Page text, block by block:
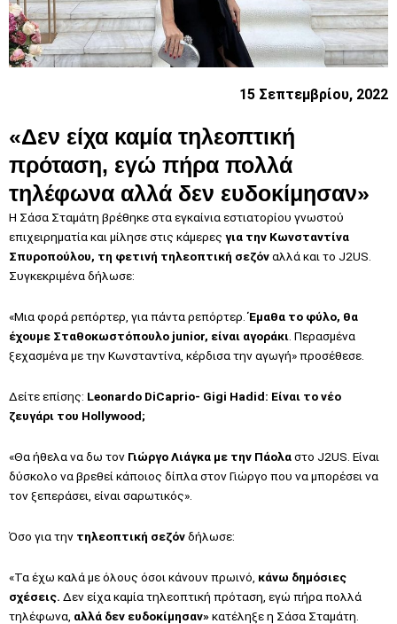
15 Σεπτεμβρίου, 2022
«Δεν είχα καμία τηλεοπτική
πρόταση, εγώ πήρα πολλά
τηλέφωνα αλλά δεν ευδοκίμησαν»
Η Σάσα Σταμάτη βρέθηκε στα εγκαίνια εστιατορίου γνωστού
επιχειρηματία και μίλησε στις κάμερες για την Κωνσταντίνα
Σπυροπούλου, τη φετινή τηλεοπτική σεζόναλλά και το J2US.
Συγκεκριμένα δήλωσε:
«Μια φορά ρεπόρτερ, για πάντα ρεπόρτερ.Έμαθα το φύλο, θα
έχουμε Σταθοκωστόπουλο junior, είναι αγοράκι. Περασμένα
ξεχασμένα με την Κωνσταντίνα, κέρδισα την αγωγή» προσέθεσε.
Δείτε επίσης: Leonardo DiCaprio- Gigi Hadid: Είναι το νέο
ζευγάρι του Hollywood;
«Θα ήθελα να δω τον Γιώργο Λιάγκα με την Πάολαστο J2US. Είναι
δύσκολο να βρεθεί κάποιος δίπλα στον Γιώργο που να μπορέσει να
τον ξεπεράσει, είναι σαρωτικός».
Όσο για την τηλεοπτική σεζόνδήλωσε:
«Τα έχω καλά με όλους όσοι κάνουν πρωινό, κάνω δημόσιες
σχέσεις. Δεν είχα καμία τηλεοπτική πρόταση, εγώ πήρα πολλά
τηλέφωνα, αλλά δεν ευδοκίμησαν»κατέληξε η Σάσα Σταμάτη.